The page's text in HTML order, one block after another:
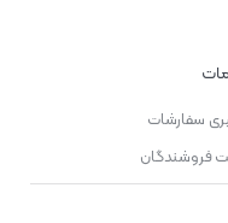
سفارشات
فروشندگان